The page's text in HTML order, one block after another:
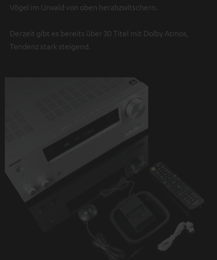
Vögel im Urwald von oben herabzwitschern.
Derzeit gibt es bereits über 30 Titel mit Dolby Atmos,
Tendenz stark steigend.